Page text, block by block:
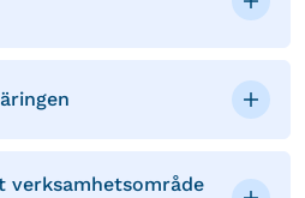
verksamhetsområde